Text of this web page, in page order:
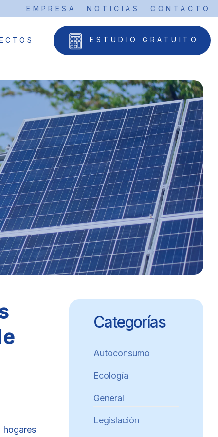
EMPRESA NOTICIAS CONTACTO
ESTUDIO GRATUITO
hogares
Categorías
Autoconsumo
Ecología
General
Legislación